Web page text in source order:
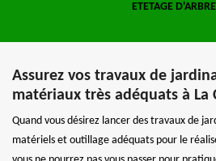
ETETAGE
Assurez vos travaux de
matériaux très adéquats à La
Quand vous désirez lancer des travaux de
matériels et outillage adéquats pour le